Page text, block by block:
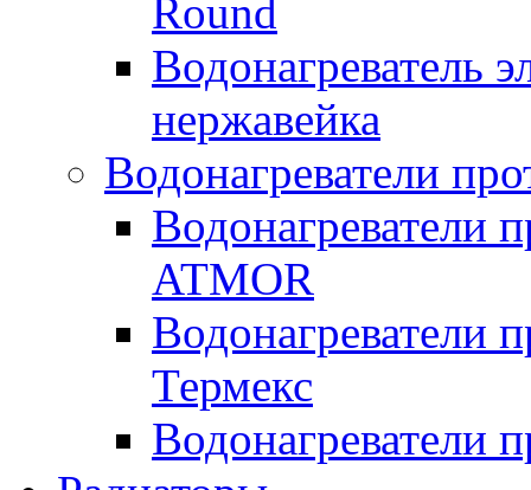
Round
Водонагреватель
нержавейка
Водонагреватели
Водонагреватели
ATMOR
Водонагреватели
Термекс
Водонагреватели